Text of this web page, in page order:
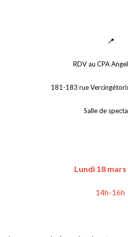
📍
RDV au CPA
181-183 rue
Salle de
Lundi 18 mars
14h-16h